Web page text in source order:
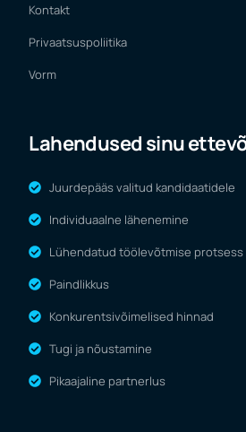
Kontakt
Privaatsuspoliitika
Vorm
Lahendused sinu
Juurdepääs valitud kandidaatidele
Individuaalne lähenemine
Lühendatud töölevõtmise protsess
Paindlikkus
Konkurentsivõimelised hinnad
Tugi ja nõustamine
Pikaajaline partnerlus